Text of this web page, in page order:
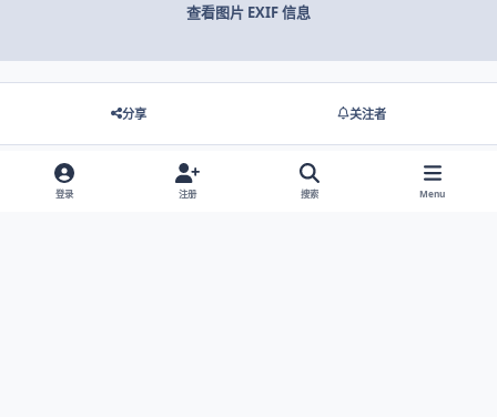
查看图片 EXIF 信息
分享 关注者
登录 注册 搜索 Menu